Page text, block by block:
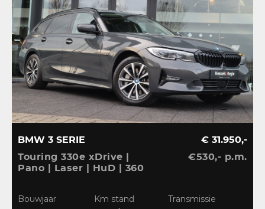
BMW 3 SERIE
Touring 330e xDrive |
Pano | Laser | HuD | 360
Dravit
€ 31.950,-
€530,- p.m.
Bouwjaar Km stand Transmissie